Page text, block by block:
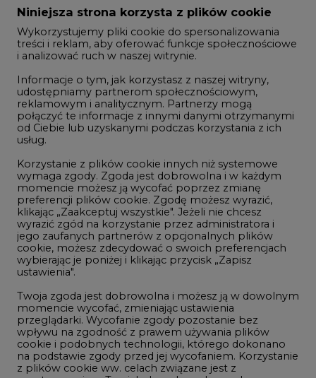
Zmiany kadrowe na rynku
Studio CIRE
Rozmowy o energetyce
Gospodarka
Geopolityka
LTE450
Innowacje i AI
Telekomunikacja i IT
Handel emisjami CO2
Wodór
Górnictwo
Atom
Fotowoltaika
Offshore wind
Niniejsza strona korzysta z plików cookie
Wykorzystujemy pliki cookie do spersonalizowania
treści i reklam, aby oferować funkcje społecznościowe
i analizować ruch w naszej witrynie.
Informacje o tym, jak korzystasz z naszej witryny,
udostępniamy partnerom społecznościowym,
reklamowym i analitycznym. Partnerzy mogą
połączyć te informacje z innymi danymi otrzymanymi
od Ciebie lub uzyskanymi podczas korzystania z ich
usług.
Korzystanie z plików cookie innych niż systemowe
wymaga zgody. Zgoda jest dobrowolna i w każdym
momencie możesz ją wycofać poprzez zmianę
preferencji plików cookie. Zgodę możesz wyrazić,
klikając „Zaakceptuj wszystkie". Jeżeli nie chcesz
wyrazić zgód na korzystanie przez administratora i
jego zaufanych partnerów z opcjonalnych plików
cookie, możesz zdecydować o swoich preferencjach
wybierając je poniżej i klikając przycisk „Zapisz
ustawienia".
Twoja zgoda jest dobrowolna i możesz ją w dowolnym
momencie wycofać, zmieniając ustawienia
przeglądarki. Wycofanie zgody pozostanie bez
wpływu na zgodność z prawem używania plików
cookie i podobnych technologii, którego dokonano
na podstawie zgody przed jej wycofaniem. Korzystanie
z plików cookie ww. celach związane jest z